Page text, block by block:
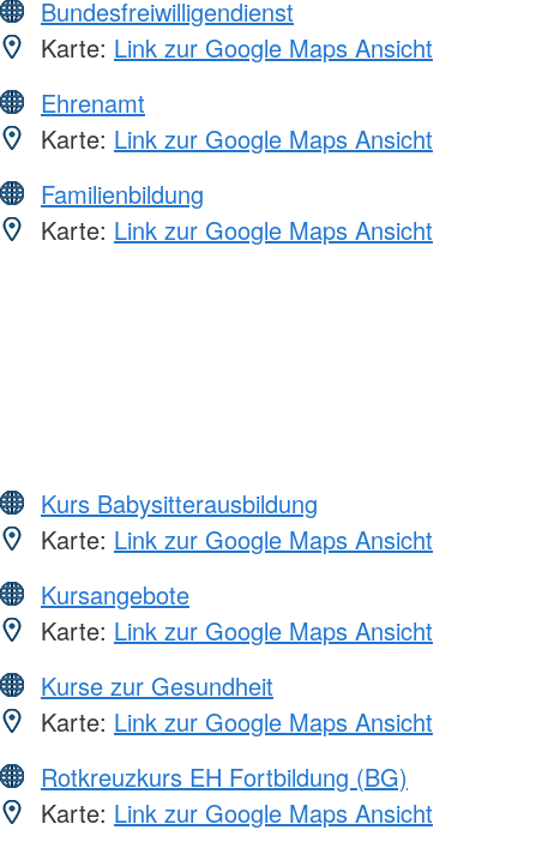
Bundesfreiwilligendienst
Karte: Link zur Google Maps Ansicht
Ehrenamt
Karte: Link zur Google Maps Ansicht
Familienbildung
Karte: Link zur Google Maps Ansicht
Kurs Babysitterausbildung
Karte: Link zur Google Maps Ansicht
Kursangebote
Karte: Link zur Google Maps Ansicht
Kurse zur Gesundheit
Karte: Link zur Google Maps Ansicht
Rotkreuzkurs EH Fortbildung (BG)
Karte: Link zur Google Maps Ansicht